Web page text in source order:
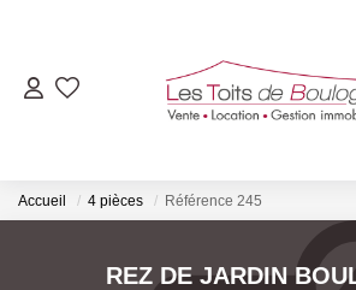
ACHETER
LOUER
VENDRE
Accueil 4 pièces Référence 245
REZ DE JARDIN